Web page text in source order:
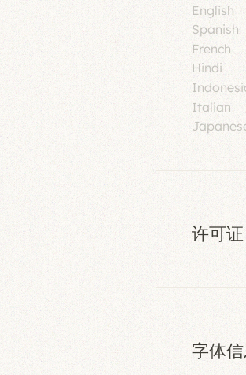
English
Spanish
French
Hindi
Italian
许可证
字体